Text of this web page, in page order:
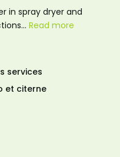
in spray dryer and
Read more
services
et citerne